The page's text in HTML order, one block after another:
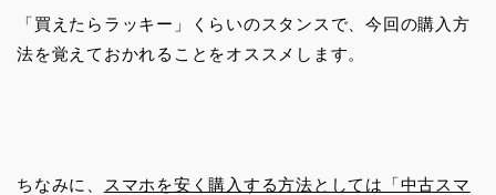
「買えたらラッキー」くらいのスタンスで、今回の購入方
法を覚えておかれることをオススメします。
ちなみに、
スマホを安く購入する方法としては「中古スマ